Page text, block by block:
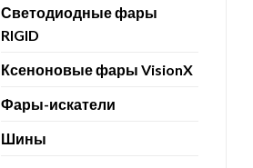
Светодиодные фары
RIGID
Ксеноновые фары VisionX
Фары-искатели
Шины